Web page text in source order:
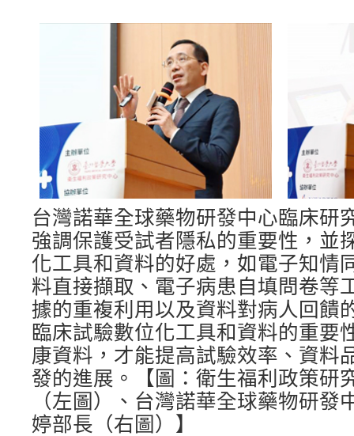
台灣諾華全球藥物研發中心臨床研
強調保護受試者隱私的重要性，並
化工具和資料的好處，如電子知情
料直接擷取、電子病患自填問卷等
據的重複利用以及資料對病人回饋
臨床試驗數位化工具和資料的重要
康資料，才能提高試驗效率、資料
發的進展。【圖：衛生福利政策研
（左圖）、台灣諾華全球藥物研發
婷部長（右圖）】